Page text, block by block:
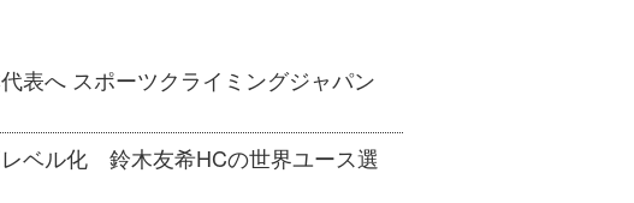
表へ スポーツクライミングジャパン
レベル化 鈴木友希HCの世界ユース選